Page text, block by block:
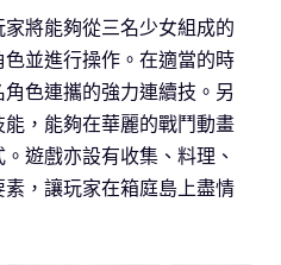
將能夠從三名少女組成的
並進行操作。在適當的時
色連攜的強力連續技。另
，能夠在華麗的戰鬥動畫
遊戲亦設有收集、料理、
，讓玩家在箱庭島上盡情